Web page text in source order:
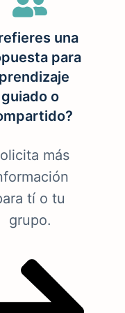
una
para
guiado o
más
tí o tu
grupo.